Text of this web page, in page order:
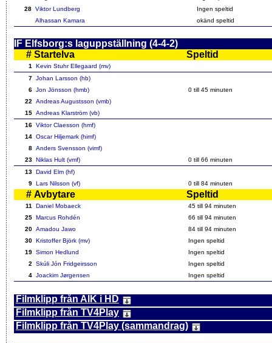
28 Viktor Lundberg
Ingen speltid
Alhassan Kamara
okänd speltid
IF Elfsborg:s laguppställning (4-4-2)
# Startelva Speltid
1
Kevin Stuhr Ellegaard (mv)
7 Johan Larsson (hb)
6 Jon Jönsson (hmb) 0 till 45 minuten
22
Andreas Augustsson (vmb)
15 Andreas Klarström (vb)
16 Viktor Claesson (hmf)
14 Oscar Hiljemark (himf)
8 Anders Svensson (vimf)
23 Niklas Hult (vmf) 0 till 66 minuten
13 David Elm (hf)
9 Lars Nilsson (vf) 0 till 84 minuten
# Avbytare Speltid
11 Daniel Mobaeck 45 till 94 minuten
25 Marcus Rohdén 66 till 94 minuten
20 Amadou Jawo 84 till 94 minuten
30 Kristoffer Björk (mv)
Ingen speltid
19 Simon Hedlund
Ingen speltid
2
Skúli Jón Fridgeirsson
Ingen speltid
4 Joackim Jørgensen Ingen speltid
Filmklipp från AIK i HD
Filmklipp från TV4Play
Filmklipp från TV4Play (sammandrag)